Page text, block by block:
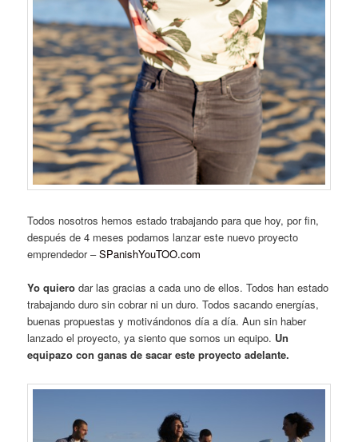
Todos nosotros hemos estado trabajando para que hoy, por fin,
después de 4 meses podamos lanzar este nuevo proyecto
emprendedor –SPanishYouTOO.com
Yo quierodar las gracias a cada uno de ellos. Todos han estado
trabajando duro sin cobrar ni un duro. Todos sacando energías,
buenas propuestas y motivándonos día a día. Aun sin haber
lanzado el proyecto, ya siento que somos un equipo. Un
equipazo con ganas de sacar este proyecto adelante.